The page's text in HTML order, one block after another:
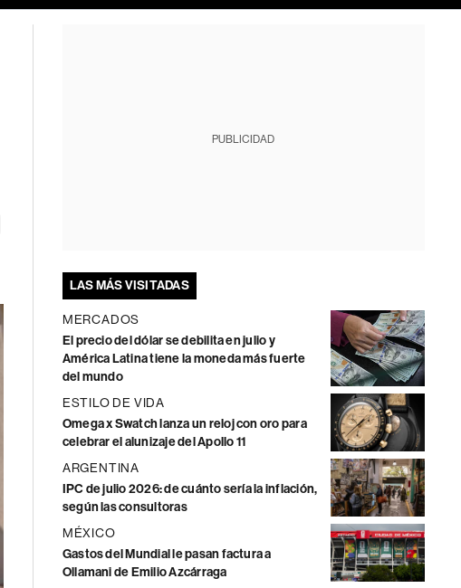
PUBLICIDAD
LAS MÁS VISITADAS
MERCADOS
El precio del dólar se debilita en julio y
América Latina tiene la moneda más fuerte
del mundo
ESTILO DE VIDA
Omega x Swatch lanza un reloj con oro para
celebrar el alunizaje del Apollo 11
ARGENTINA
IPC de julio 2026: de cuánto sería la inflación,
según las consultoras
MÉXICO
Gastos del Mundial le pasan factura a
Ollamani de Emilio Azcárraga